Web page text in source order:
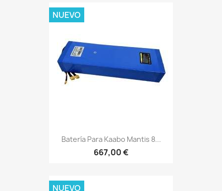
Batería Para Kaabo Mantis 8...
667,00 €
NUEVO
NUEVO